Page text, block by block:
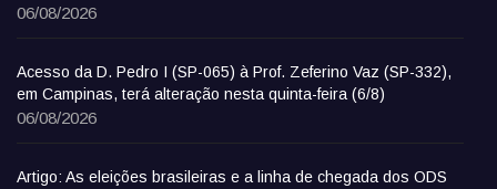
06/08/2026
Acesso da D. Pedro I (SP-065) à Prof. Zeferino Vaz (SP-332),
em Campinas, terá alteração nesta quinta-feira (6/8)
06/08/2026
Artigo: As eleições brasileiras e a linha de chegada dos ODS